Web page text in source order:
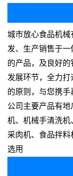
城市放心食品机
发、生产销售于
的产品，及良好
发展环节，全力打
的原则，与您携手
公司主要产品有
机、机械手清洗
采肉机、食品拌
选用